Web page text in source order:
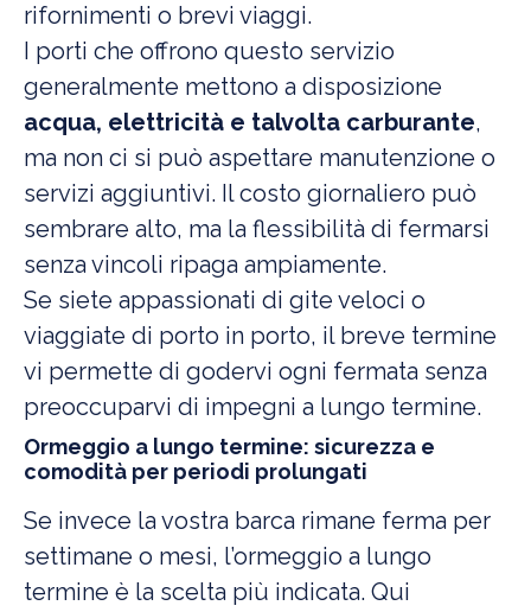
rifornimenti o brevi viaggi.
I porti che offrono questo servizio
generalmente mettono a disposizione
acqua, elettricità e talvolta carburante,
ma non ci si può aspettare manutenzione o
servizi aggiuntivi. Il costo giornaliero può
sembrare alto, ma la flessibilità di fermarsi
senza vincoli ripaga ampiamente.
Se siete appassionati di gite veloci o
viaggiate di porto in porto, il breve termine
vi permette di godervi ogni fermata senza
preoccuparvi di impegni a lungo termine.
Ormeggio a lungo termine: sicurezza e
comodità per periodi prolungati
Se invece la vostra barca rimane ferma per
settimane o mesi, l’ormeggio a lungo
termine è la scelta più indicata. Qui